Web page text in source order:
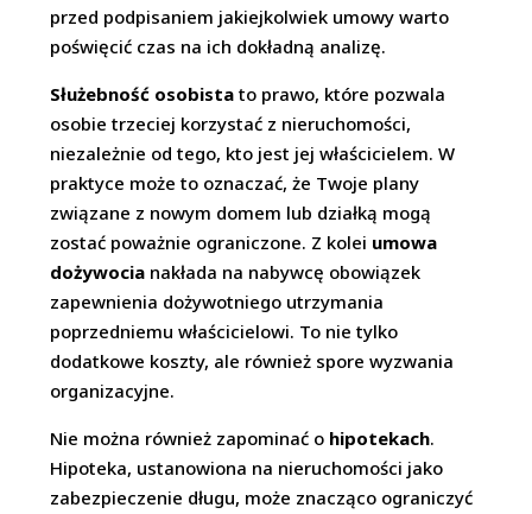
przed podpisaniem jakiejkolwiek umowy warto
poświęcić czas na ich dokładną analizę.
Służebność osobista to prawo, które pozwala
osobie trzeciej korzystać z nieruchomości,
niezależnie od tego, kto jest jej właścicielem. W
praktyce może to oznaczać, że Twoje plany
związane z nowym domem lub działką mogą
zostać poważnie ograniczone. Z kolei umowa
dożywocia nakłada na nabywcę obowiązek
zapewnienia dożywotniego utrzymania
poprzedniemu właścicielowi. To nie tylko
dodatkowe koszty, ale również spore wyzwania
organizacyjne.
Nie można również zapominać o hipotekach.
Hipoteka, ustanowiona na nieruchomości jako
zabezpieczenie długu, może znacząco ograniczyć